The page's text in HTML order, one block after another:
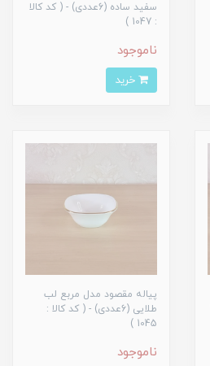
سفید ساده (6عددی) - ( کد کالا
: 1047 )
ناموجود
پیاله مقصود مدل مربع لب
طلایی (6عددی) - ( کد کالا :
1045 )
ناموجود